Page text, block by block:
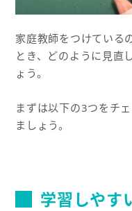
家庭教師をつけている
とき、どのように見直
ょう。
まずは以下の3つをチ
ましょう。
学習しやす